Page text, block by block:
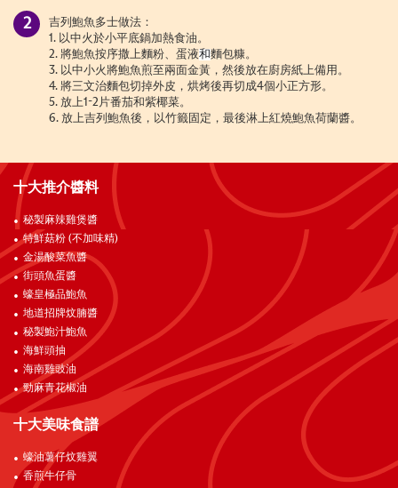
吉列鮑魚多士做法：
1. 以中火於小平底鍋加熱食油。
2. 將鮑魚按序撒上麵粉、蛋液和麵包糠。
3. 以中小火將鮑魚煎至兩面金黃，然後放在廚房紙上備用。
4. 將三文治麵包切掉外皮，烘烤後再切成4個小正方形。
5. 放上1-2片番茄和紫椰菜。
6. 放上吉列鮑魚後，以竹籤固定，最後淋上紅燒鮑魚荷蘭醬。
十大推介醬料
秘製麻辣雞煲醬
特鮮菇粉 (不加味精)
金湯酸菜魚醬
街頭魚蛋醬
蠔皇極品鮑魚
地道招牌炆腩醬
秘製鮑汁鮑魚
海鮮頭抽
海南雞豉油
勁麻青花椒油
十大美味食譜
蠔油薯仔炆雞翼
香煎牛仔骨